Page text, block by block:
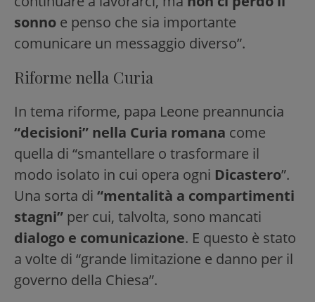
sonno e penso che sia importante
comunicare un messaggio diverso”.
Riforme nella Curia
In tema riforme, papa Leone preannuncia
“decisioni” nella Curia romana come
quella di “smantellare o trasformare il
modo isolato in cui opera ogni Dicastero”.
Una sorta di “mentalità a compartimenti
stagni” per cui, talvolta, sono mancati
dialogo e comunicazione. E questo è stato
a volte di “grande limitazione e danno per il
governo della Chiesa”.